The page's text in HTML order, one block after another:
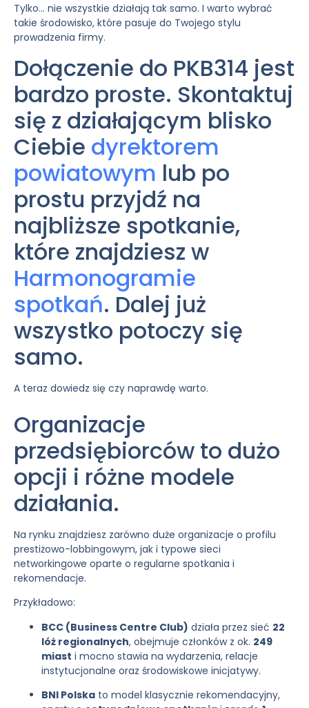
Tylko… nie wszystkie działają tak samo. I warto wybrać
takie środowisko, które pasuje do Twojego stylu
prowadzenia firmy.
Dołączenie do PKB314 jest
bardzo proste. Skontaktuj
się z działającym blisko
Ciebie dyrektorem
powiatowym lub po
prostu przyjdź na
najbliższe spotkanie,
które znajdziesz w
Harmonogramie
spotkań. Dalej już
wszystko potoczy się
samo.
A teraz dowiedz się czy naprawdę warto.
Organizacje
przedsiębiorców to dużo
opcji i różne modele
działania.
Na rynku znajdziesz zarówno duże organizacje o profilu
prestiżowo-lobbingowym, jak i typowe sieci
networkingowe oparte o regularne spotkania i
rekomendacje.
Przykładowo:
BCC (Business Centre Club) działa przez sieć 22
lóż regionalnych, obejmuje członków z ok. 249
miast i mocno stawia na wydarzenia, relacje
instytucjonalne oraz środowiskowe inicjatywy.
BNI Polska to model klasycznie rekomendacyjny,